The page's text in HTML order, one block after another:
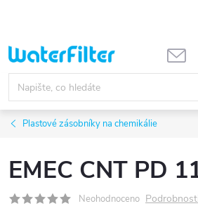
obsah
Plastové zásobníky na chemikálie
EMEC CNT PD
Neohodnoceno